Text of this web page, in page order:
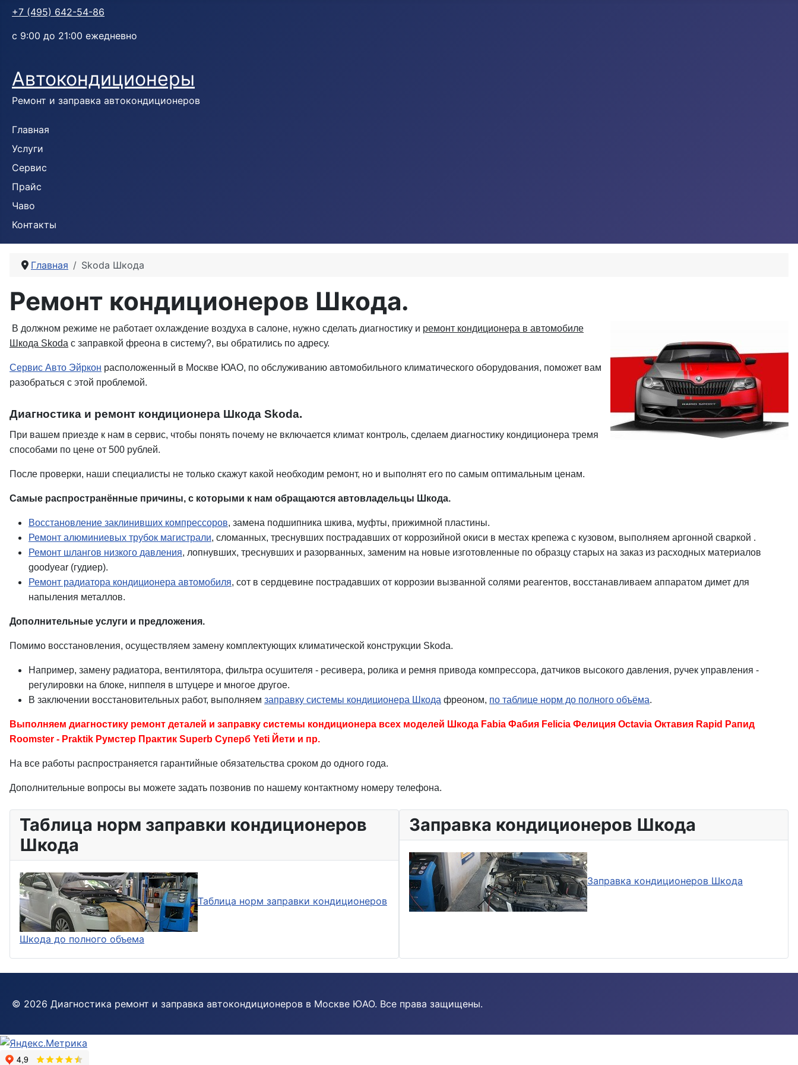
+7 (495) 642-54-86
с 9:00 до 21:00 ежедневно
Автокондиционеры
Ремонт и заправка автокондиционеров
Главная
Услуги
Сервис
Прайс
Чаво
Контакты
Главная Skoda Шкода
Ремонт кондиционеров Шкода.
В должном режиме не работает охлаждение воздуха в салоне, нужно сделать диагностику и ремонт кондиционера в автомобиле
Шкода Skoda с заправкой фреона в систему?, вы обратились по адресу.
Сервис Авто Эйркон расположенный в Москве ЮАО, по обслуживанию автомобильного климатического оборудования, поможет вам
разобраться с этой проблемой.
Диагностика и ремонт кондиционера Шкода Skoda.
При вашем приезде к нам в сервис, чтобы понять почему не включается климат контроль, сделаем диагностику кондиционера тремя
способами по цене от 500 рублей.
После проверки, наши специалисты не только скажут какой необходим ремонт, но и выполнят его по самым оптимальным ценам.
Самые распространённые причины, с которыми к нам обращаются автовладельцы Шкода.
Восстановление заклинивших компрессоров, замена подшипника шкива, муфты, прижимной пластины.
Ремонт алюминиевых трубок магистрали, сломанных, треснувших пострадавших от коррозийной окиси в местах крепежа с кузовом, выполняем аргонной сваркой .
Ремонт шлангов низкого давления, лопнувших, треснувших и разорванных, заменим на новые изготовленные по образцу старых на заказ из расходных материалов
goodyear (гудиер).
Ремонт радиатора кондиционера автомобиля, сот в сердцевине пострадавших от коррозии вызванной солями реагентов, восстанавливаем аппаратом димет для
напыления металлов.
Дополнительные услуги и предложения.
Помимо восстановления, осуществляем замену комплектующих климатической конструкции Skoda.
Например, замену радиатора, вентилятора, фильтра осушителя - ресивера, ролика и ремня привода компрессора, датчиков высокого давления, ручек управления -
регулировки на блоке, ниппеля в штуцере и многое другое.
В заключении восстановительных работ, выполняем заправку системы кондиционера Шкода фреоном, по таблице норм до полного объёма.
Выполняем диагностику ремонт деталей и заправку системы кондиционера всех моделей Шкода Fabia Фабия Felicia Фелиция Octavia Октавия Rapid Рапид
Roomster - Praktik Румстер Практик Superb Суперб Yeti Йети и пр.
На все работы распространяется гарантийные обязательства сроком до одного года.
Дополнительные вопросы вы можете задать позвонив по нашему контактному номеру телефона.
Таблица норм заправки кондиционеров
Шкода
Таблица норм заправки кондиционеров
Шкода до полного объема
Заправка кондиционеров Шкода
Заправка кондиционеров Шкода
© 2026 Диагностика ремонт и заправка автокондиционеров в Москве ЮАО. Все права защищены.